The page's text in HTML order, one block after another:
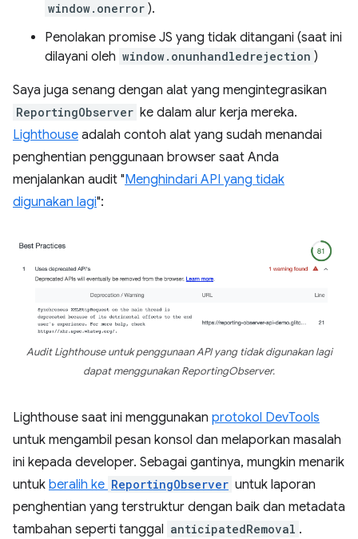
window.onerror ).
Penolakan promise JS yang tidak ditangani (saat ini
dilayani oleh window.onunhandledrejection )
Saya juga senang dengan alat yang mengintegrasikan
ReportingObserver ke dalam alur kerja mereka.
Lighthouse adalah contoh alat yang sudah menandai
penghentian penggunaan browser saat Anda
menjalankan audit "Menghindari API yang tidak
digunakan lagi":
Audit Lighthouse untuk penggunaan API yang tidak digunakan lagi
dapat menggunakan ReportingObserver.
Lighthouse saat ini menggunakan protokol DevTools
untuk mengambil pesan konsol dan melaporkan masalah
ini kepada developer. Sebagai gantinya, mungkin menarik
untuk beralih ke ReportingObserver untuk laporan
penghentian yang terstruktur dengan baik dan metadata
tambahan seperti tanggal anticipatedRemoval .